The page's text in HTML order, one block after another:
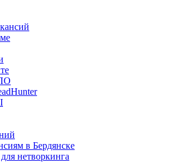
в Бердянске
нетворкинга